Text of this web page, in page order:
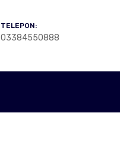
TELEPON:
03384550888